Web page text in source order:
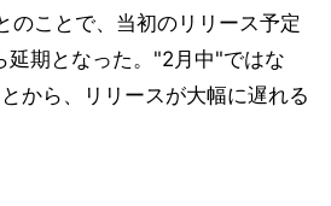
のことで、当初のリリース予定
延期となった。"2月中"ではな
から、リリースが大幅に遅れる